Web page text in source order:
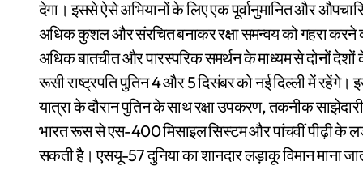
देगा। इससे ऐसे अभियानों के लिए एक पूर्वानुमानित और
अधिक कुशल और संरचित बनाकर रक्षा समन्वय को गहरा करने
अधिक बातचीत और पारस्परिक समर्थन के माध्यम से दोनों
रूसी राष्ट्रपति पुतिन 4 और 5 दिसंबर को नई दिल्ली में
यात्रा के दौरान पुतिन के साथ रक्षा उपकरण, तकनीक
भारत रूस से एस-400 मिसाइल सिस्टम और पांचवीं पीढ़ी के
सकती है। एसयू-57 दुनिया का शानदार लड़ाकू विमान माना